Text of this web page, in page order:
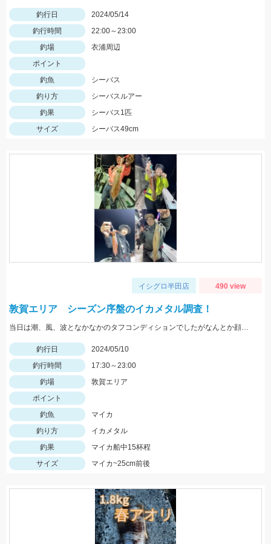
釣行日
2024/05/14
釣行時間
22:00～23:00
釣場
衣浦周辺
ポイント
釣魚
シーバス
釣り方
シーバスルアー
釣果
シーバス1匹
サイズ
シーバス49cm
イシグロ半田店 490 view
敦賀エリア シーズン序盤のイカメタル調査！
当日は潮、風、波となかなかのタフコンディションでしたがなんとか顔は見れました！ これからに期待ですね！
釣行日
2024/05/10
釣行時間
17:30～23:00
釣場
敦賀エリア
ポイント
釣魚
マイカ
釣り方
イカメタル
釣果
マイカ船中15杯程
サイズ
マイカ~25cm前後